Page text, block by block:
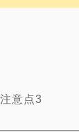
意点3